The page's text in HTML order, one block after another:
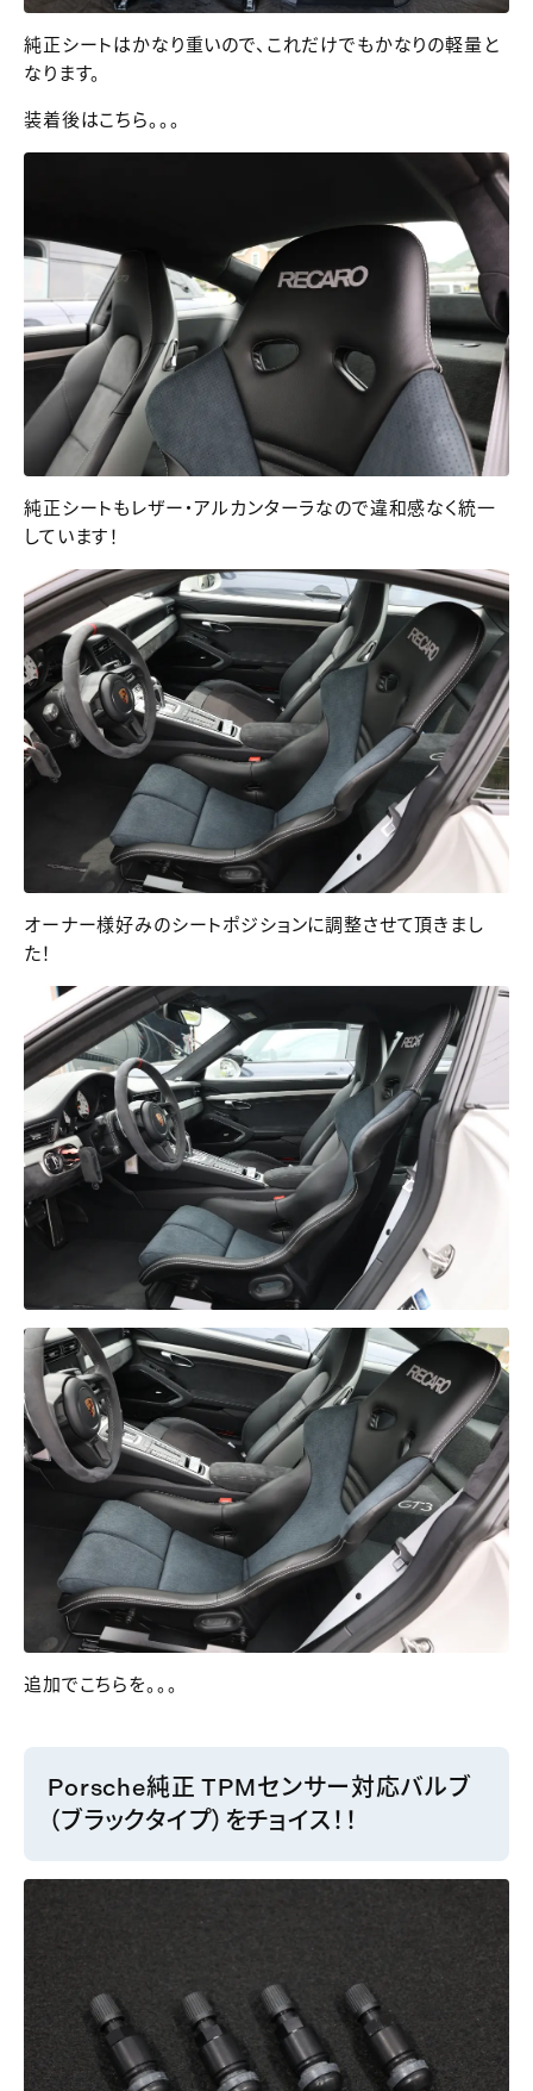
純正シートはかなり重いので、これだけでもかなりの軽量と
なります。
装着後はこちら。。。
純正シートもレザー・アルカンターラなので違和感なく統一
しています！
オーナー様好みのシートポジションに調整させて頂きまし
た！
追加でこちらを。。。
Porsche純正 TPMセンサー対応バルブ
（ブラックタイプ）をチョイス！！